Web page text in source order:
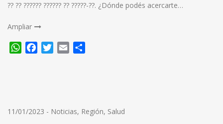
?? ?? ?????? ?????? ?? ?????-??. ¿Dónde podés acercarte…
Ampliar
WhatsApp
FacebookTwitter
Email
11/01/2023 - Noticias, Región, Salud